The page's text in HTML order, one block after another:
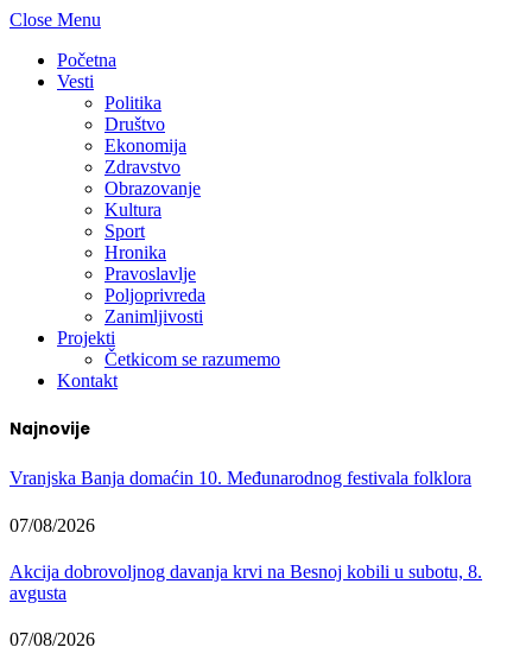
Close Menu
Početna
Vesti
Politika
Društvo
Ekonomija
Zdravstvo
Obrazovanje
Kultura
Sport
Hronika
Pravoslavlje
Poljoprivreda
Zanimljivosti
Projekti
Četkicom se razumemo
Kontakt
Najnovije
Vranjska Banja domaćin 10. Međunarodnog festivala folklora
07/08/2026
Akcija dobrovoljnog davanja krvi na Besnoj kobili u subotu, 8.
avgusta
07/08/2026